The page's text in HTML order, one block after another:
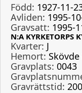
Född: 1927-11-
Avliden: 1995-
Gravsatt: 1995-
N:A KYRKETORPS
Kvarter: J
Hemort:
Gravplats: 0043
Gravrättstid: